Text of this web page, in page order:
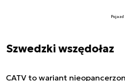
Pojazd
Szwedzki wszędołaz
CATV to wariant